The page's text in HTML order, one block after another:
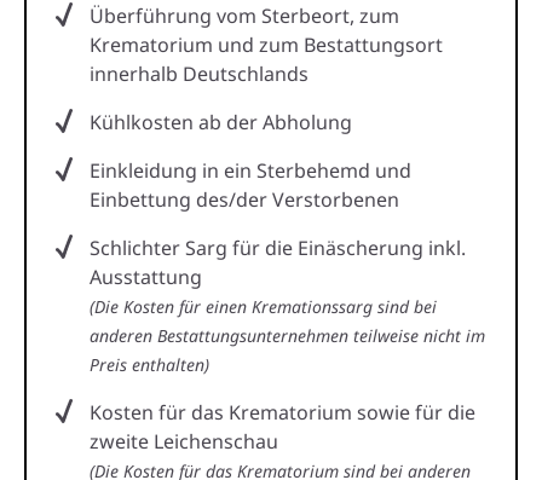
Überführung vom Sterbeort, zum
Krematorium und zum Bestattungsort
innerhalb Deutschlands
Kühlkosten ab der Abholung
Einkleidung in ein Sterbehemd und
Einbettung des/der Verstorbenen
Schlichter Sarg für die Einäscherung inkl.
Ausstattung
(Die Kosten für einen Kremationssarg sind bei
anderen Bestattungsunternehmen teilweise nicht im
Preis enthalten)
Kosten für das Krematorium sowie für die
zweite Leichenschau
(Die Kosten für das Krematorium sind bei anderen